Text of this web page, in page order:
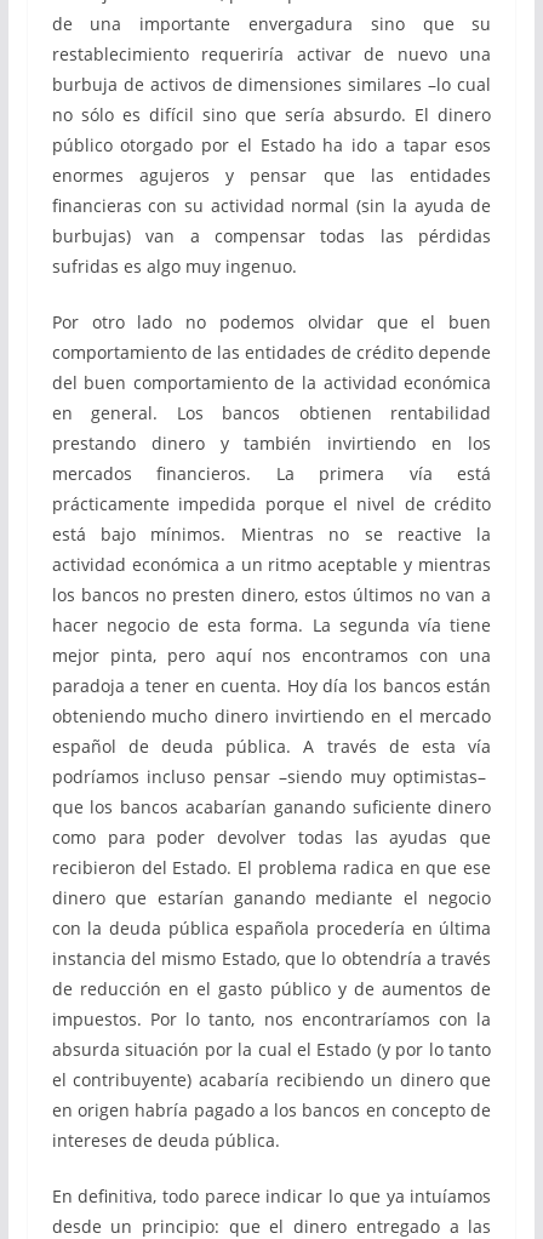
de una importante envergadura sino que su
restablecimiento requeriría activar de nuevo una
burbuja de activos de dimensiones similares –lo cual
no sólo es difícil sino que sería absurdo. El dinero
público otorgado por el Estado ha ido a tapar esos
enormes agujeros y pensar que las entidades
financieras con su actividad normal (sin la ayuda de
burbujas) van a compensar todas las pérdidas
sufridas es algo muy ingenuo.
Por otro lado no podemos olvidar que el buen
comportamiento de las entidades de crédito depende
del buen comportamiento de la actividad económica
en general. Los bancos obtienen rentabilidad
prestando dinero y también invirtiendo en los
mercados financieros. La primera vía está
prácticamente impedida porque el nivel de crédito
está bajo mínimos. Mientras no se reactive la
actividad económica a un ritmo aceptable y mientras
los bancos no presten dinero, estos últimos no van a
hacer negocio de esta forma. La segunda vía tiene
mejor pinta, pero aquí nos encontramos con una
paradoja a tener en cuenta. Hoy día los bancos están
obteniendo mucho dinero invirtiendo en el mercado
español de deuda pública. A través de esta vía
podríamos incluso pensar –siendo muy optimistas–
que los bancos acabarían ganando suficiente dinero
como para poder devolver todas las ayudas que
recibieron del Estado. El problema radica en que ese
dinero que estarían ganando mediante el negocio
con la deuda pública española procedería en última
instancia del mismo Estado, que lo obtendría a través
de reducción en el gasto público y de aumentos de
impuestos. Por lo tanto, nos encontraríamos con la
absurda situación por la cual el Estado (y por lo tanto
el contribuyente) acabaría recibiendo un dinero que
en origen habría pagado a los bancos en concepto de
intereses de deuda pública.
En definitiva, todo parece indicar lo que ya intuíamos
desde un principio: que el dinero entregado a las